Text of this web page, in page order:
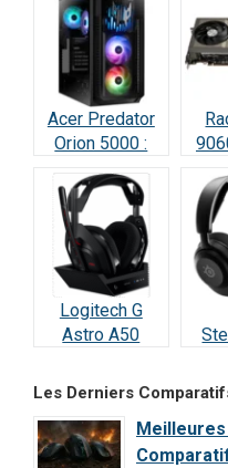
Acer Predator
Orion 5000 :
Test Complet
RTX 5070
(2026)
à
Logitech G
Astro A50
Notre Test
2026
Les Derniers